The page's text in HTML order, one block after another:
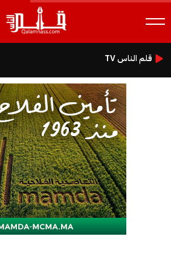
قلم الناس TV